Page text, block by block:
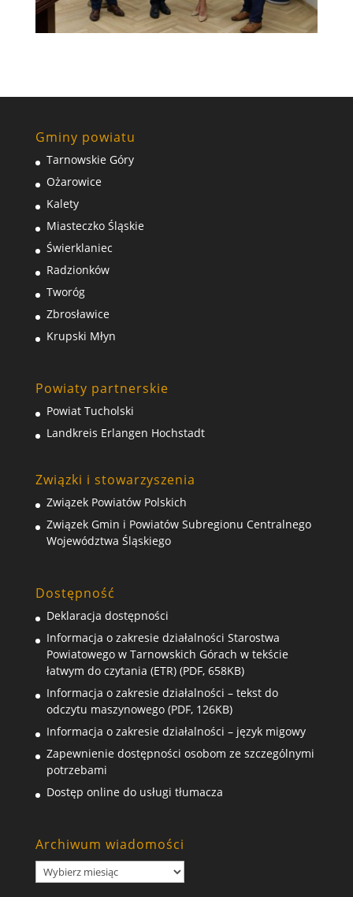
Gminy powiatu
Tarnowskie Góry
Ożarowice
Kalety
Miasteczko Śląskie
Świerklaniec
Radzionków
Tworóg
Zbrosławice
Krupski Młyn
Powiaty partnerskie
Powiat Tucholski
Landkreis Erlangen Hochstadt
Związki i stowarzyszenia
Związek Powiatów Polskich
Związek Gmin i Powiatów Subregionu Centralnego
Województwa Śląskiego
Dostępność
Deklaracja dostępności
Informacja o zakresie działalności Starostwa
Powiatowego w Tarnowskich Górach w tekście
łatwym do czytania (ETR) (PDF, 658KB)
Informacja o zakresie działalności – tekst do
odczytu maszynowego (PDF, 126KB)
Informacja o zakresie działalności – język migowy
Zapewnienie dostępności osobom ze szczególnymi
potrzebami
Dostęp online do usługi tłumacza
Archiwum wiadomości
Archiwum